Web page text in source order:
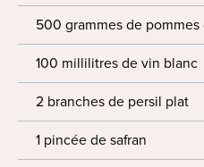
500 grammes de
100 millilitres de vin blanc
2 branches de persil plat
1 pincée de safran